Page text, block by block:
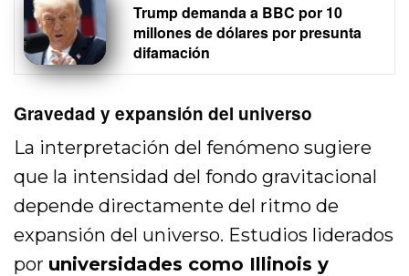
Trump demanda a BBC por 10
millones de dólares por presunta
difamación
Gravedad y expansión del universo
La interpretación del fenómeno sugiere
que la intensidad del fondo gravitacional
depende directamente del ritmo de
expansión del universo. Estudios liderados
por universidades como Illinois y